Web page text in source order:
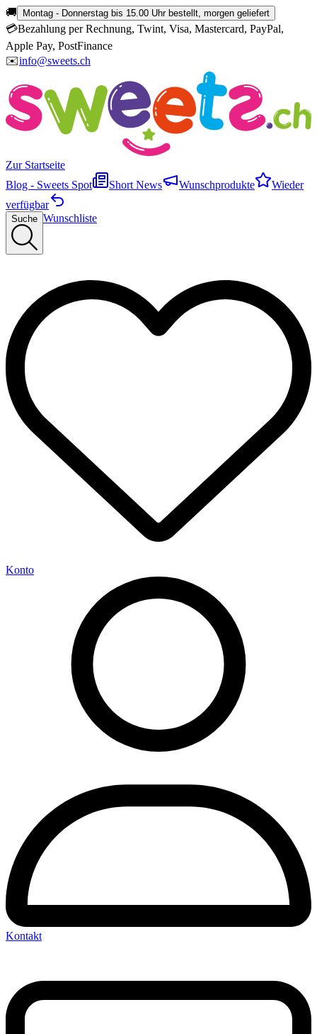
🚚 Montag - Donnerstag bis 15.00 Uhr bestellt, morgen geliefert
💳Bezahlung per Rechnung, Twint, Visa, Mastercard, PayPal,
Apple Pay, PostFinance
✉️info@sweets.ch
Zur Startseite
Blog - Sweets Spot
Short News Wunschprodukte
Wieder
verfügbar
Suche Wunschliste
Konto
Kontakt